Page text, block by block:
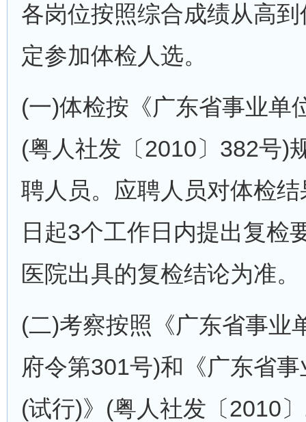
各岗位按照综合成绩从高
定参加体检人选。
(一)体检按《广东省事业单
(粤人社发〔2010〕382号)
聘人员。应聘人员对体检
日起3个工作日内提出复检
医院出具的复检结论为准。
(二)考察按照《广东省事业
府令第301号)和《广东省
(试行)》(粤人社发〔2010